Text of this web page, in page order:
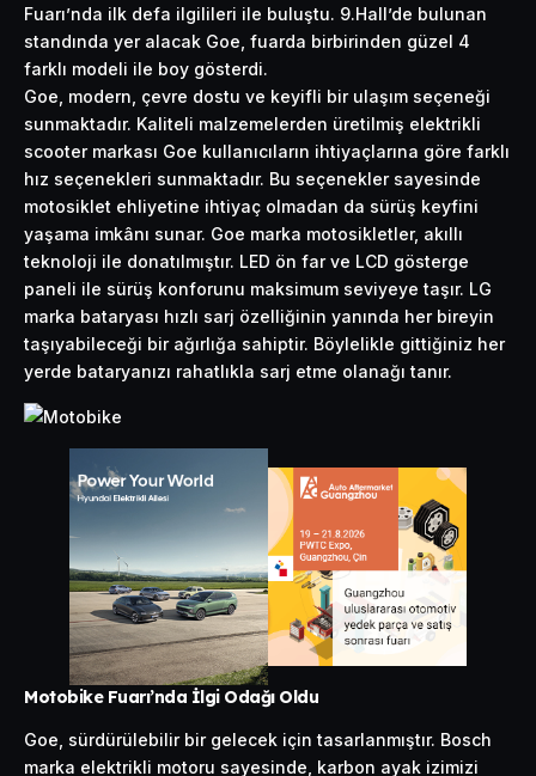
Fuarı’nda ilk defa ilgilileri ile buluştu. 9.Hall’de bulunan
standında yer alacak Goe, fuarda birbirinden güzel 4
farklı modeli ile boy gösterdi.
Goe, modern, çevre dostu ve keyifli bir ulaşım seçeneği
sunmaktadır. Kaliteli malzemelerden üretilmiş elektrikli
scooter markası Goe kullanıcıların ihtiyaçlarına göre farklı
hız seçenekleri sunmaktadır. Bu seçenekler sayesinde
motosiklet ehliyetine ihtiyaç olmadan da sürüş keyfini
yaşama imkânı sunar. Goe marka motosikletler, akıllı
teknoloji ile donatılmıştır. LED ön far ve LCD gösterge
paneli ile sürüş konforunu maksimum seviyeye taşır. LG
marka bataryası hızlı sarj özelliğinin yanında her bireyin
taşıyabileceği bir ağırlığa sahiptir. Böylelikle gittiğiniz her
yerde bataryanızı rahatlıkla sarj etme olanağı tanır.
Motobike Fuarı’nda İlgi Odağı Oldu
Goe, sürdürülebilir bir gelecek için tasarlanmıştır. Bosch
marka elektrikli motoru sayesinde, karbon ayak izimizi